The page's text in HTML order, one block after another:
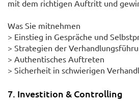
mit dem richtigen Auftritt und
Was Sie mitnehmen
> Einstieg in Gespräche und
> Strategien der
> Authentisches Auftreten
> Sicherheit in schwierigen
7. Investition & Controlling